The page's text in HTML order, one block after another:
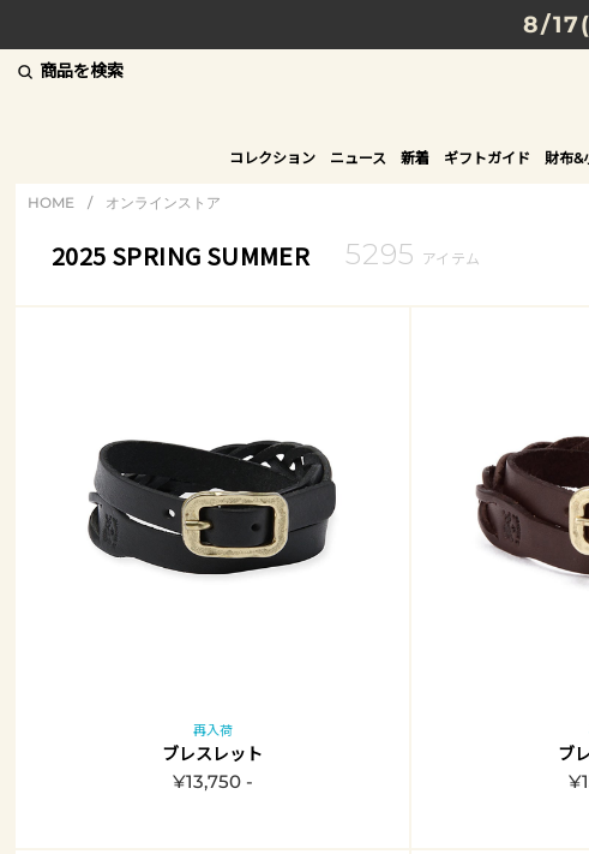
8/17(
贈る
商品を検索
コレクション ニュース 新着 ギフトガイド 財布&
HOME / オンラインストア
2025 SPRING SUMMER 5295 アイテム
再入荷
ブレスレット
¥13,750 -
ブ